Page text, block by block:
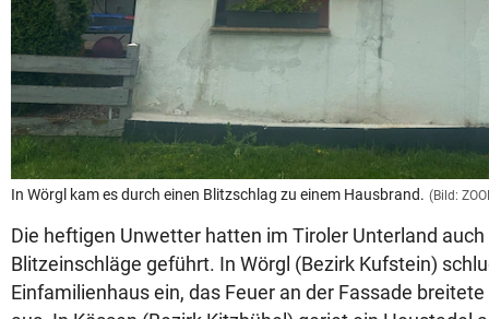
In Wörgl kam es durch einen Blitzschlag zu einem Hausbrand. (Bild:
Die heftigen Unwetter hatten im Tiroler Unterland auch
Blitzeinschläge geführt. In Wörgl (Bezirk Kufstein)
Einfamilienhaus ein, das Feuer an der Fassade